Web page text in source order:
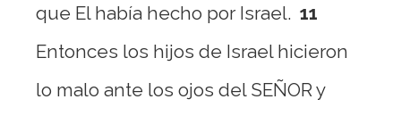
que El había hecho por Israel. 11
Entonces los hijos de Israel hicieron
lo malo ante los ojos del SEÑOR y